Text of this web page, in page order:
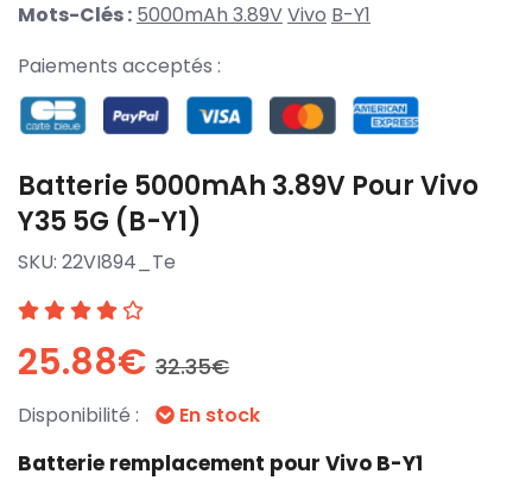
Mots-Clés : 5000mAh 3.89VVivo B-Y1
Paiements acceptés :
Batterie 5000mAh 3.89V Pour Vivo
Y35 5G (B-Y1)
SKU: 22VI894_Te
25.88€ 32.35€
Disponibilité : En stock
Batterie remplacement pour Vivo B-Y1